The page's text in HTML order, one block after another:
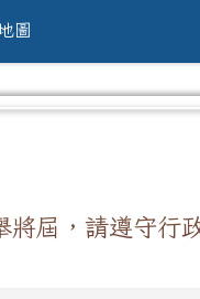
圖
將屆，請遵守行